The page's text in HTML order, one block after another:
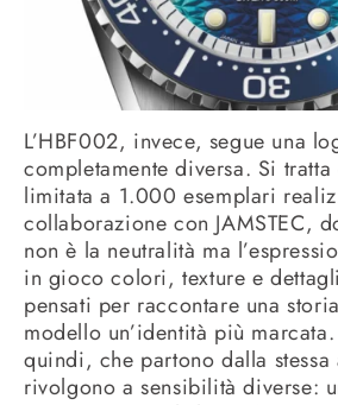
L’HBF002, invece, segue una
completamente diversa. Si
limitata a 1.000 esemplari
collaborazione con JAMSTEC,
non è la neutralità ma
in gioco colori, texture e
pensati per raccontare una
modello un’identità più
quindi, che partono dalla stessa
rivolgono a sensibilità diverse: